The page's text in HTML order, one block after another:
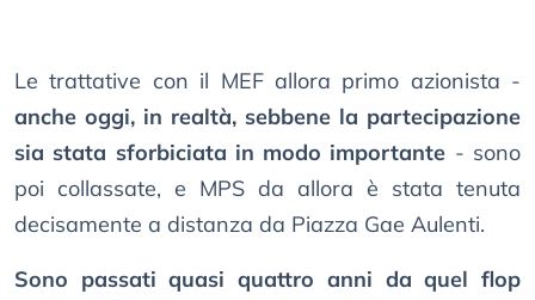
Le trattative con il MEF allora primo azionista -
anche oggi, in realtà, sebbene la partecipazione
sia stata sforbiciata in modo importante - sono
poi collassate, e MPS da allora è stata tenuta
decisamente a distanza da Piazza Gae Aulenti.
Sono passati quasi quattro anni da quel flop